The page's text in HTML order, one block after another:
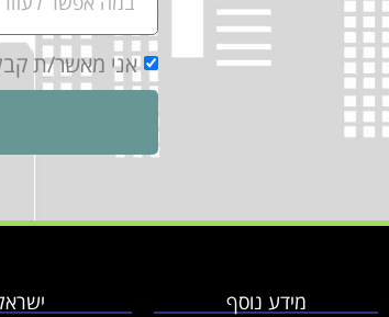
אני מאשר/ת
מידע נוסף